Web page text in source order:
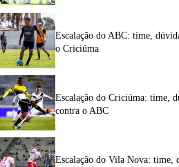
Escalação do ABC: time,
o Criciúma
Escalação do Criciúma: time,
contra o ABC
Escalação do Vila Nova: time,